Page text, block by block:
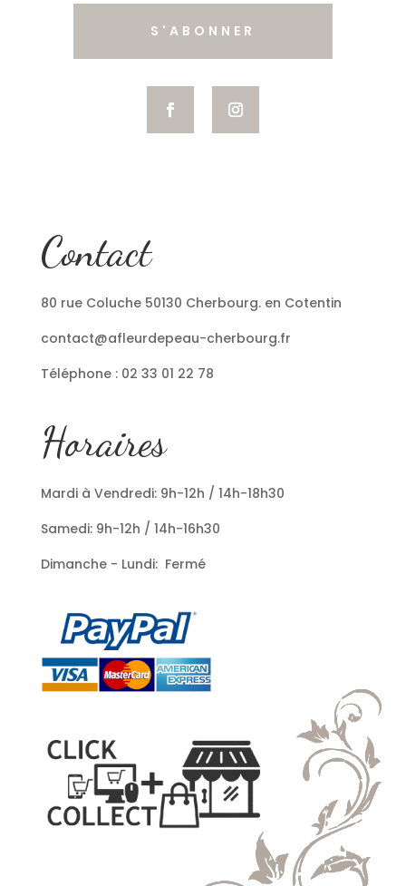
S'ABONNER
Contact
80 rue Coluche 50130 Cherbourg. en Cotentin
contact@afleurdepeau-cherbourg.fr
Téléphone : 02 33 01 22 78
Horaires
Mardi à Vendredi: 9h-12h / 14h-18h30
Samedi: 9h-12h / 14h-16h30
Dimanche - Lundi: Fermé